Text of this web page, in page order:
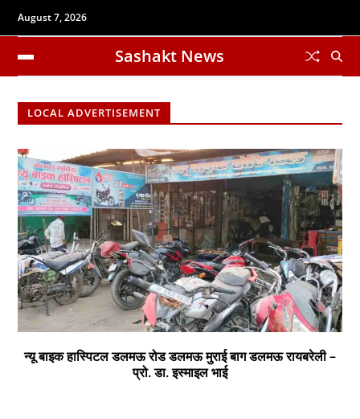
August 7, 2026
Sashakt News
LOCAL ADVERTISEMENT
न्यू बाइक हास्पिटल डलमऊ रोड डलमऊ मुराई बाग डलमऊ रायबरेली –
प्रो. डा. इस्माइल भाई